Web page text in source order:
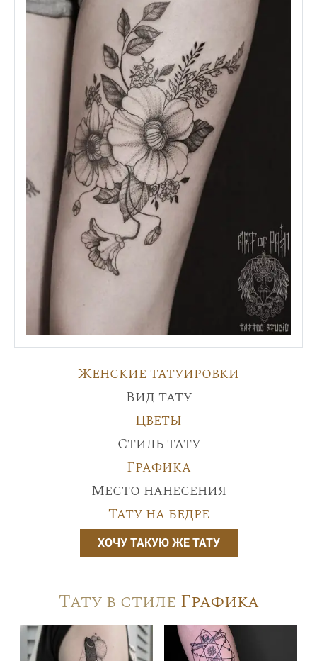
Женские татуировки
Вид тату
Цветы
Стиль тату
Графика
Место нанесения
Тату на бедре
ХОЧУ ТАКУЮ ЖЕ ТАТУ
Тату в стиле Графика